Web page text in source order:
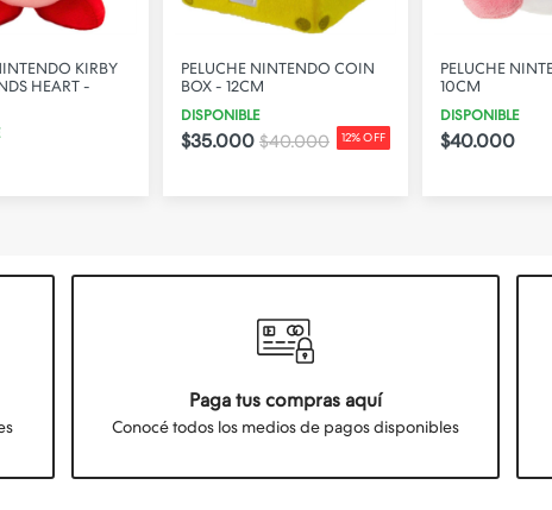
KIRBY
HEART -
PELUCHE NINTENDO COIN
BOX - 12CM
DISPONIBLE
12% OFF
$35.000 $40.000
PELUCHE
10CM
DISPONIBLE
$40.000
Paga tus compras aquí
Conocé todos los medios de pagos disponibles